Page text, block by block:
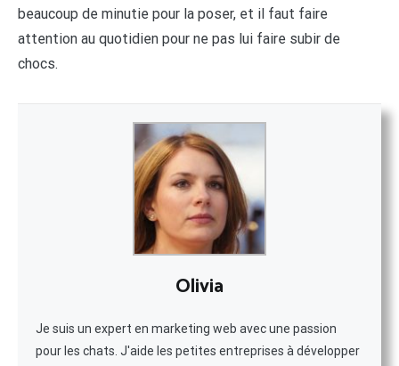
beaucoup de minutie pour la poser, et il faut faire
attention au quotidien pour ne pas lui faire subir de
chocs.
Olivia
Je suis un expert en marketing web avec une passion
pour les chats. J'aide les petites entreprises à développer